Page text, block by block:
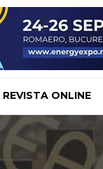
REVISTA ONLINE